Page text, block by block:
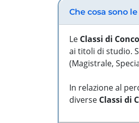
Che cosa sono
Le Classi di
ai titoli di studio.
(Magistrale,
In relazione al
diverse Classi di